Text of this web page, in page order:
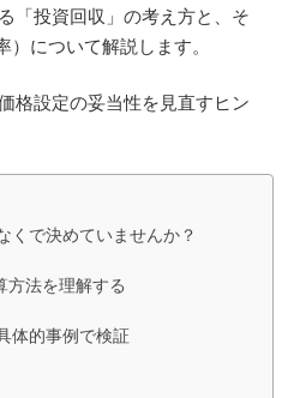
「投資回収」の考え方と、そ
について解説します。
格設定の妥当性を見直すヒン
くで決めていませんか？
方法を理解する
体的事例で検証